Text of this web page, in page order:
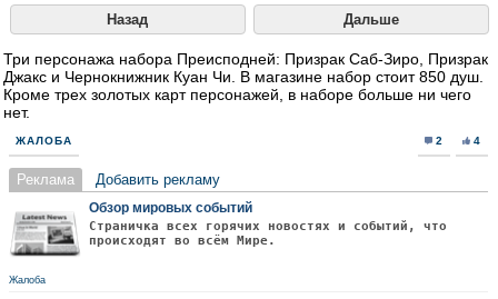
Назад Дальше
Три персонажа набора Преисподней: Призрак Саб-Зиро, Призрак
Джакс и Чернокнижник Куан Чи. В магазине набор стоит 850 душ.
Кроме трех золотых карт персонажей, в наборе больше ни чего
нет.
ЖАЛОБА 2 4
Реклама Добавить рекламу
Обзор мировых событий
Страничка всех горячих новостях и событий, что
происходят во всём Мире.
Жалоба